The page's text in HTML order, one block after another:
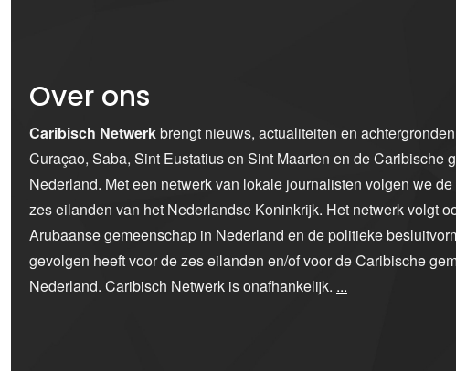
Over ons
Caribisch Netwerkbrengt nieuws, actualiteiten en
Curaçao, Saba, Sint Eustatius en Sint Maarten en de Caribische
Nederland. Met een netwerk van lokale journalisten volgen we
zes eilanden van het Nederlandse Koninkrijk. Het netwerk volgt
Arubaanse gemeenschap in Nederland en de politieke
gevolgen heeft voor de zes eilanden en/of voor de Caribische
Nederland. Caribisch Netwerk is onafhankelijk. ...